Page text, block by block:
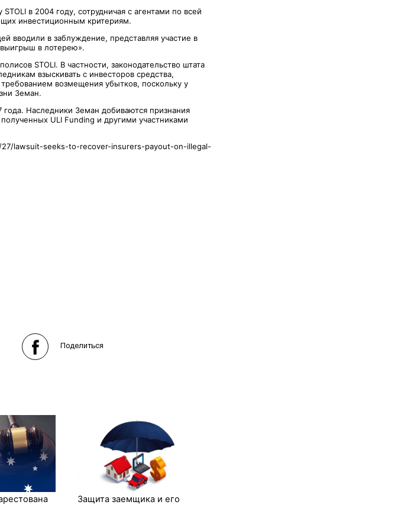
в 2004 году, сотрудничая с агентами по всей
инвестиционным критериям.
вводили в заблуждение, представляя участие в
в лотерею».
STOLI. В частности, законодательство штата
взыскивать с инвесторов средства,
возмещения убытков, поскольку у
Земан.
Наследники Земан добиваются признания
ULI Funding и другими участниками
lawsuit-seeks-to-recover-insurers-payout-on-illegal-
Поделиться
Защита заемщика и его